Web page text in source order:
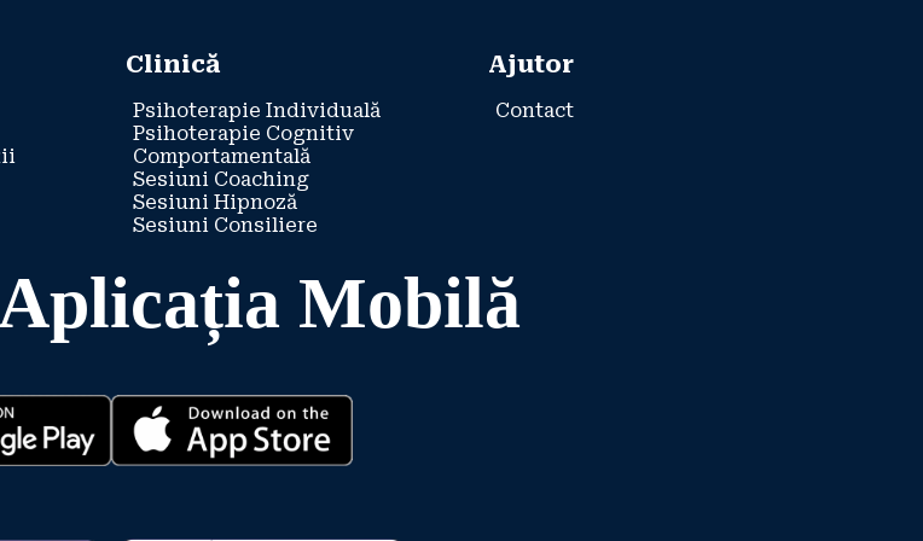
Clinică
Psihoterapie Individuală
Psihoterapie Cognitiv
Comportamentală
Sesiuni Coaching
Sesiuni Hipnoză
Sesiuni Consiliere
Ajutor
Contact
Mobilă